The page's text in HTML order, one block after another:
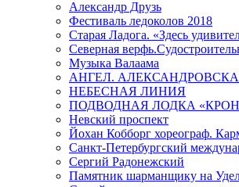
Александр Друзь
Фестиваль ледоколов 2018
Старая Ладога. «Здесь
Северная
Музыка Валаама
АНГЕЛ.
НЕБЕСНАЯ ЛИНИЯ
ПОДВОДНАЯ ЛОДКА
Невский проспект
Йохан Кобборг хореограф.
Санкт-Петербургский
Сергий Радонежский
Памятник шарманщику на